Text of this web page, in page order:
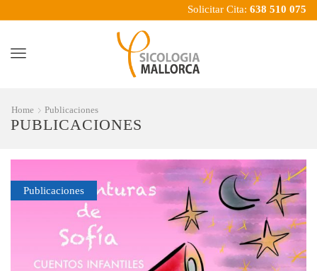
Solicitar Cita: 638 510 075
Menu
Home Publicaciones
PUBLICACIONES
Publicaciones